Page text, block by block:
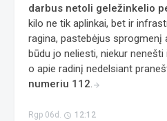
darbus netoli geležinkelio
kilo ne tik aplinkai, bet ir
ragina, pastebėjus sprogmenį
būdu jo neliesti, niekur nenešti
o apie radinį nedelsiant
numeriu 112. arrow_forward
Rgp 06d. access_time 12:12